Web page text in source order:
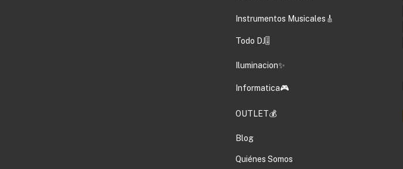
Instrumentos Musicales🎸
Todo DJ🎚️
Iluminacion✨
Informatica🎮
OUTLET💰
Blog
Quiénes Somos